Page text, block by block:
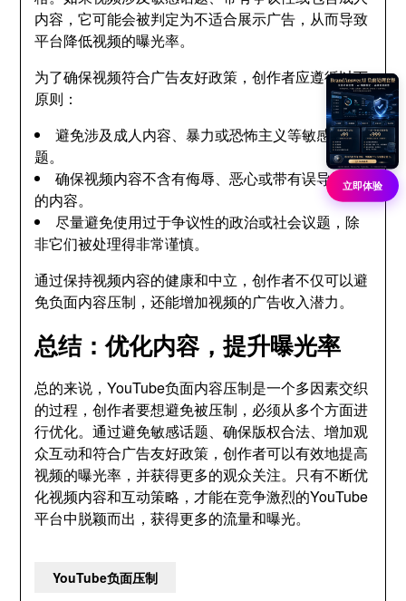
内容，它可能会被判定为不适合展示广告，从而导致
平台降低视频的曝光率。
为了确保视频符合广告友好政策，创作者应遵循以下
原则：
避免涉及成人内容、暴力或恐怖主义等敏感话
题。
确保视频内容不含有侮辱、恶心或带有误导性质
的内容。
尽量避免使用过于争议性的政治或社会议题，除
非它们被处理得非常谨慎。
通过保持视频内容的健康和中立，创作者不仅可以避
免负面内容压制，还能增加视频的广告收入潜力。
总结：优化内容，提升曝光率
总的来说，YouTube负面内容压制是一个多因素交织
的过程，创作者要想避免被压制，必须从多个方面进
行优化。通过避免敏感话题、确保版权合法、增加观
众互动和符合广告友好政策，创作者可以有效地提高
视频的曝光率，并获得更多的观众关注。只有不断优
化视频内容和互动策略，才能在竞争激烈的YouTube
平台中脱颖而出，获得更多的流量和曝光。
YouTube负面压制
立即体验